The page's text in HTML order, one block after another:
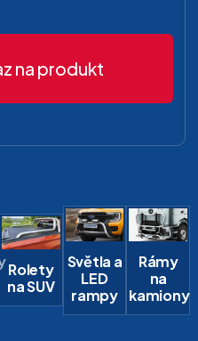
na produkt
Rolety
na SUV
Světla a
LED
rampy
Rámy
na
kamiony